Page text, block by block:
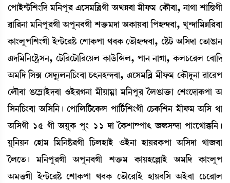
ëšàÒü@i¡[Å}[ƒ ³[>šå¹ &ìÎ³[¤ÃKã "JÄ¤à ³ãó¡³ ëA¡ï¤à, >àKà Åà[”zKã
¯à[¹>à ³[>šå¹Kã "šå>¤Kã Åv¡û¡³ƒà "A¡àÚ¤à [šÒ@ƒ¤à, Jå@ƒà[³Ä[¹¤à
A¡à}ºåš[Å}Kã Òü@i¡ì¹Ê¡ ëÅàA¡šà =¤A¡ ët¡ïÒ@ƒ¤à, ëÊ¡i¡ "[Îƒà ët¡àR¡à>
&ƒ[³[>ìÊ¡öÎ>, ëi¡[¹ìi¡à[¹ìÚº A¡àl¡ü[Xº, šà> >àKà, A¡ºW¡ì¹º ë¤à[ƒ
"³[ƒ [ÎG ëÎƒå¸º>[W¡}¤à W¡;>Ò@ƒ¤à, &ìÎ³[¤Ã ³ãó¡³ ëA¡ïƒå>à ¯àì¹š
ëºï¤à R¡ì´ÃàÒüƒ¤à *Òü¹K>à ³ãÚà³¥à ³[>šå¹ íºR¡àv¡û¡à ëÅ}ìƒàA¡šà "
[Î>[W¡}¤à "[Î[>¡ú ëšà[º[i¡ìA¡º šà[i¢¡[Å}Kã ëW¡A¡[Å> ³ãó¡³ "[Î =à
"[ÎKã 15 Kã "ÚåA¡ šå} 11 ƒà íA¡Åà´šà; \S¡Î@ƒà šà}ì=àB¡[>¡ú
Úå[>Ú> ëÒà³ [³[>Ê¡¹Kã [W¡ºÒàÒü *Òü>à ÒàÚ¹A¡šà "[Îƒà =à\¤à
íºìt¡¡ú ³[>šå¹Kã "šå>¤Kã Åv¡û¡³ A¡àÚÒìÀàÒü "³[ƒ A¡à}ºåš
"³v¡Kã Òü@i¡ì¹Ê¡ ëÅàA¡šà =¤A¡ ët¡ïì¹àÒü ÒàÚ¤[Î "Òü¤à ëW¡ì¹àº